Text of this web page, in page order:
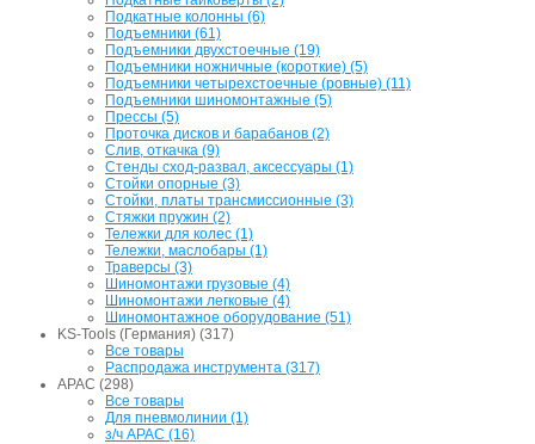
Подкатные колонны (6)
Подъемники (61)
Подъемники двухстоечные (19)
Подъемники ножничные (короткие) (5)
Подъемники четырехстоечные (ровные) (11)
Подъемники шиномонтажные (5)
Прессы (5)
Проточка дисков и барабанов (2)
Слив, откачка (9)
Стенды сход-развал, аксессуары (1)
Стойки опорные (3)
Стойки, платы трансмиссионные (3)
Стяжки пружин (2)
Тележки для колес (1)
Тележки, маслобары (1)
Траверсы (3)
Шиномонтажи грузовые (4)
Шиномонтажи легковые (4)
Шиномонтажное оборудование (51)
KS-Tools (Германия) (317)
Все товары
Распродажа инструмента (317)
APAC (298)
Все товары
Для пневмолинии (1)
з/ч APAC (16)